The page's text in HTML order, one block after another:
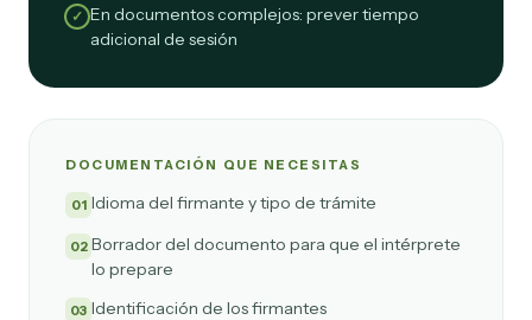
✓ En documentos complejos: prever tiempo
adicional de sesión
DOCUMENTACIÓN QUE NECESITAS
01 Idioma del firmante y tipo de trámite
02 Borrador del documento para que el intérprete
lo prepare
03 Identificación de los firmantes